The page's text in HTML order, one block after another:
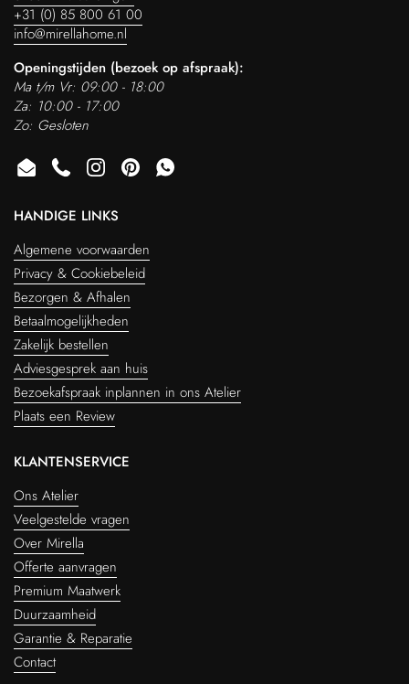
+31 (0) 85 800 61 00
info@mirellahome.nl
Openingstijden (bezoek op afspraak):
Ma t/m Vr: 09:00 - 18:00
Za: 10:00 - 17:00
Zo: Gesloten
Email PhoneInstagramPinterestWhatsApp
HANDIGE LINKS
Algemene voorwaarden
Privacy & Cookiebeleid
Bezorgen & Afhalen
Betaalmogelijkheden
Zakelijk bestellen
Adviesgesprek aan huis
Bezoekafspraak inplannen in ons Atelier
Plaats een Review
KLANTENSERVICE
Ons Atelier
Veelgestelde vragen
Over Mirella
Offerte aanvragen
Premium Maatwerk
Duurzaamheid
Garantie & Reparatie
Contact